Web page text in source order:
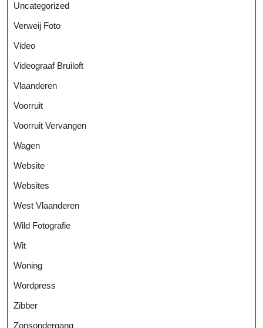
Uncategorized
Verweij Foto
Video
Videograaf Bruiloft
Vlaanderen
Voorruit
Voorruit Vervangen
Wagen
Website
Websites
West Vlaanderen
Wild Fotografie
Wit
Woning
Wordpress
Zibber
Zonsondergang